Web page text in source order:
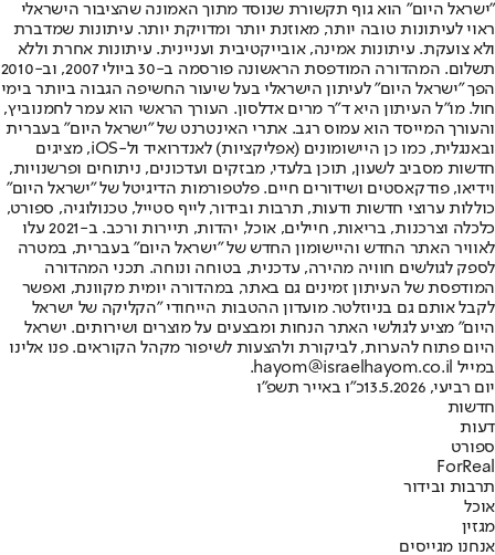
"ישראל היום" הוא גוף תקשורת שנוסד מתוך האמונה שהציבור הישראלי
ראוי לעיתונות טובה יותר, מאוזנת יותר ומדויקת יותר. עיתונות שמדברת
ולא צועקת. עיתונות אמינה, אובייקטיבית ועניינית. עיתונות אחרת וללא
תשלום. המהדורה המודפסת הראשונה פורסמה ב-30 ביולי 2007, וב-2010
הפך "ישראל היום" לעיתון הישראלי בעל שיעור החשיפה הגבוה ביותר בימי
חול. מו"ל העיתון היא ד"ר מרים אדלסון. העורך הראשי הוא עמר לחמנוביץ,
והעורך המייסד הוא עמוס רגב. אתרי האינטרנט של "ישראל היום" בעברית
ובאנגלית, כמו כן היישומונים (אפליקציות) לאנדרואיד ול-iOS, מציגים
חדשות מסביב לשעון, תוכן בלעדי, מבזקים ועדכונים, ניתוחים ופרשנויות,
וידיאו, פודקאסטים ושידורים חיים. פלטפורמות הדיגיטל של "ישראל היום"
כוללות ערוצי חדשות ודעות, תרבות ובידור, לייף סטייל, טכנולוגיה, ספורט,
כלכלה וצרכנות, בריאות, חיילים, אוכל, יהדות, תיירות ורכב. ב-2021 עלו
לאוויר האתר החדש והיישומון החדש של "ישראל היום" בעברית, במטרה
לספק לגולשים חוויה מהירה, עדכנית, בטוחה ונוחה. תכני המהדורה
המודפסת של העיתון זמינים גם באתר, במהדורה יומית מקוונת, ואפשר
לקבל אותם גם בניוזלטר. מועדון ההטבות הייחודי "הקליקה של ישראל
היום" מציע לגולשי האתר הנחות ומבצעים על מוצרים ושירותים. ישראל
היום פתוח להערות, לביקורת ולהצעות לשיפור מקהל הקוראים. פנו אלינו
במייל hayom@israelhayom.co.il.
יום רביעי, 13.5.2026
כ"ו באייר תשפ"ו
חדשות
דעות
ספורט
ForReal
תרבות ובידור
אוכל
מגזין
אנחנו מגייסים